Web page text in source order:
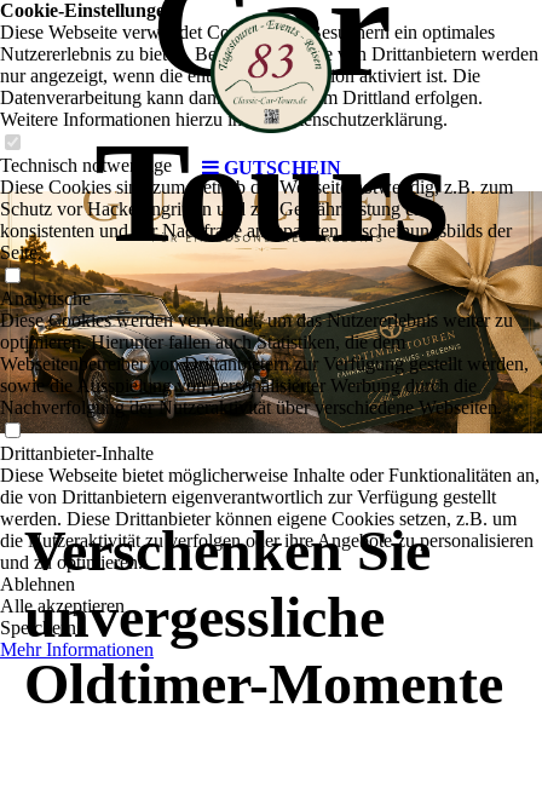
GUTSCHEIN
Tours
Verschenken Sie
unvergessliche
Oldtimer-Momente
Cookie-Einstellungen
Diese Webseite verwendet Cookies, um Besuchern ein optimales
Nutzererlebnis zu bieten. Bestimmte Inhalte von Drittanbietern werden
nur angezeigt, wenn die entsprechende Option aktiviert ist. Die
Datenverarbeitung kann dann auch in einem Drittland erfolgen.
Weitere Informationen hierzu in der Datenschutzerklärung.
Technisch notwendige
Diese Cookies sind zum Betrieb der Webseite notwendig, z.B. zum
Schutz vor Hackerangriffen und zur Gewährleistung eines
konsistenten und der Nachfrage angepassten Erscheinungsbilds der
Seite.
Analytische
Diese Cookies werden verwendet, um das Nutzererlebnis weiter zu
optimieren. Hierunter fallen auch Statistiken, die dem
Webseitenbetreiber von Drittanbietern zur Verfügung gestellt werden,
sowie die Ausspielung von personalisierter Werbung durch die
Nachverfolgung der Nutzeraktivität über verschiedene Webseiten.
Drittanbieter-Inhalte
Diese Webseite bietet möglicherweise Inhalte oder Funktionalitäten an,
die von Drittanbietern eigenverantwortlich zur Verfügung gestellt
werden. Diese Drittanbieter können eigene Cookies setzen, z.B. um
die Nutzeraktivität zu verfolgen oder ihre Angebote zu personalisieren
und zu optimieren.
Ablehnen
Alle akzeptieren
Speichern
Mehr Informationen